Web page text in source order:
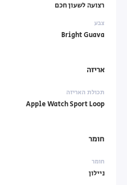
רצועה לשעון חכם
צבע
Bright Guava
אריזה
תכולת האריזה
Apple Watch Sport Loop
חומר
חומר
ניילון